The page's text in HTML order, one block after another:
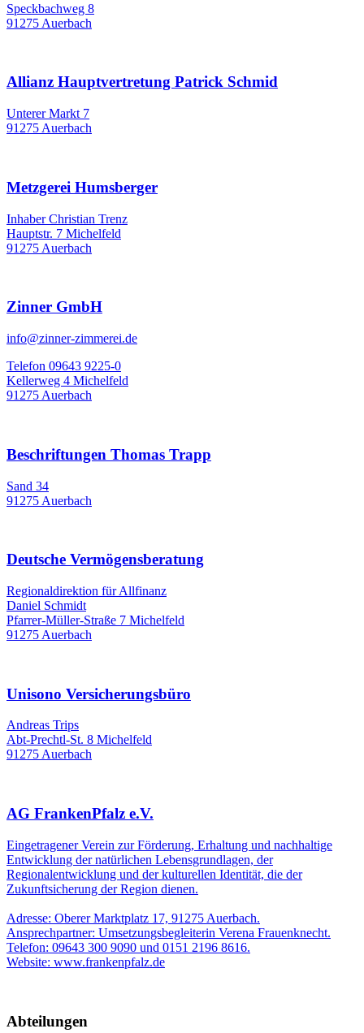
Speckbachweg 8
91275 Auerbach
Allianz Hauptvertretung Patrick Schmid
Unterer Markt 7
91275 Auerbach
Metzgerei Humsberger
Inhaber Christian Trenz
Hauptstr. 7 Michelfeld
91275 Auerbach
Zinner GmbH
info@zinner-zimmerei.de
Telefon 09643 9225-0
Kellerweg 4 Michelfeld
91275 Auerbach
Beschriftungen Thomas Trapp
Sand 34
91275 Auerbach
Deutsche Vermögensberatung
Regionaldirektion für Allfinanz
Daniel Schmidt
Pfarrer-Müller-Straße 7 Michelfeld
91275 Auerbach
Unisono Versicherungsbüro
Andreas Trips
Abt-Prechtl-St. 8 Michelfeld
91275 Auerbach
AG FrankenPfalz e.V.
Eingetragener Verein zur Förderung, Erhaltung und nachhaltige
Entwicklung der natürlichen Lebensgrundlagen, der
Regionalentwicklung und der kulturellen Identität, die der
Zukunftsicherung der Region dienen.
Adresse: Oberer Marktplatz 17, 91275 Auerbach.
Ansprechpartner: Umsetzungsbegleiterin Verena Frauenknecht.
Telefon: 09643 300 9090 und 0151 2196 8616.
Website: www.frankenpfalz.de
Abteilungen